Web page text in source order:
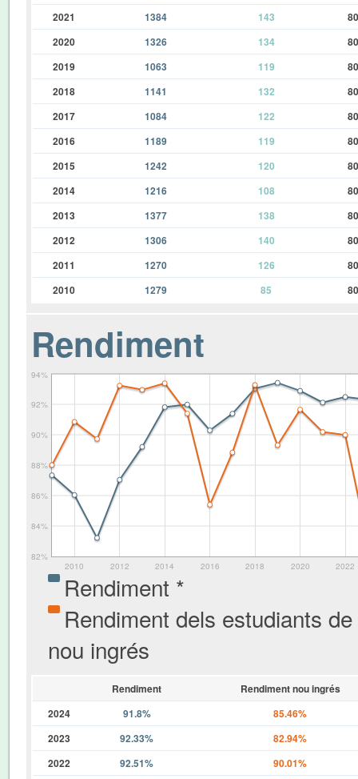
2021
1384 143
80
2020
1326 134
80
2019
1063 119
80
2018
1141 132
80
2017
1084 122
80
2016
1189 119
80
2015
1242 120
80
2014
1216 108
80
2013
1377 138
80
2012
1306 140
80
2011
1270 126
80
2010
1279 85 80
Rendiment
2010 2012 2014 2016 2018 2020 2022
82%
84%
86%
88%
90%
92%
94%
Rendiment *
Rendiment dels estudiants de
nou ingrés
Rendiment
Rendiment nou ingrés
2024
91.8%
85.46%
2023
92.33%
82.94%
2022
92.51%
90.01%